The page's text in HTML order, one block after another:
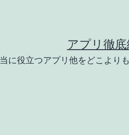
アプリ徹底
に役立つアプリ他をどこより